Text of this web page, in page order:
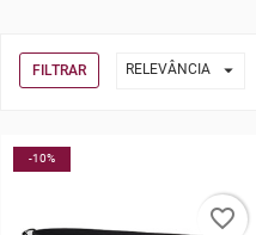
FILTRAR RELEVÂNCIA 
-10%
favorite_border